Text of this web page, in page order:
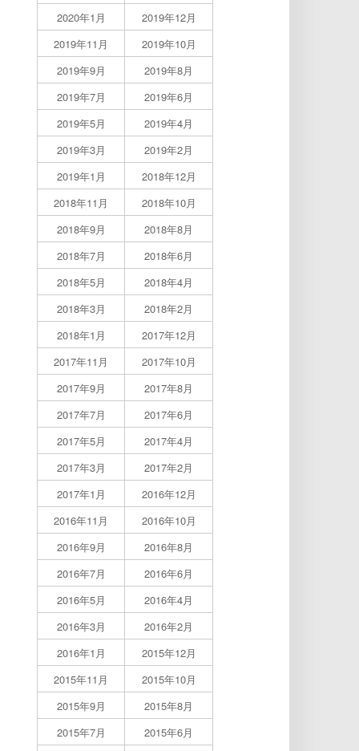
2020年1月
2019年12月
2019年11月
2019年10月
2019年9月
2019年8月
2019年7月
2019年6月
2019年5月
2019年4月
2019年3月
2019年2月
2019年1月
2018年12月
2018年11月
2018年10月
2018年9月
2018年8月
2018年7月
2018年6月
2018年5月
2018年4月
2018年3月
2018年2月
2018年1月
2017年12月
2017年11月
2017年10月
2017年9月
2017年8月
2017年7月
2017年6月
2017年5月
2017年4月
2017年3月
2017年2月
2017年1月
2016年12月
2016年11月
2016年10月
2016年9月
2016年8月
2016年7月
2016年6月
2016年5月
2016年4月
2016年3月
2016年2月
2016年1月
2015年12月
2015年11月
2015年10月
2015年9月
2015年8月
2015年7月
2015年6月